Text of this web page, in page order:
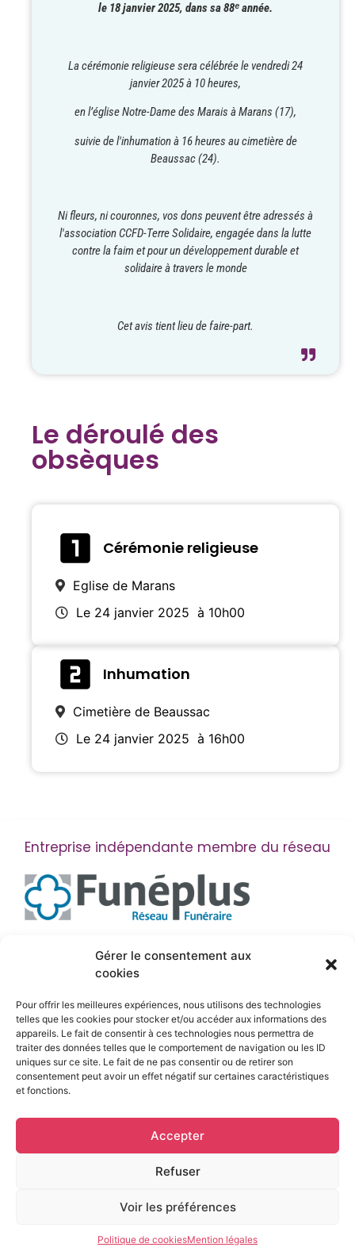
Gérer le consentement aux
cookies
Pour offrir les meilleures expériences, nous utilisons des technologies
telles que les cookies pour stocker et/ou accéder aux informations des
appareils. Le fait de consentir à ces technologies nous permettra de
traiter des données telles que le comportement de navigation ou les ID
uniques sur ce site. Le fait de ne pas consentir ou de retirer son
consentement peut avoir un effet négatif sur certaines caractéristiques
et fonctions.
Accepter
Refuser
Voir les préférences
Politique de cookiesMention légales
le 18 janvier 2025, dans sa 88ᵉ année.
La cérémonie religieuse sera célébrée le vendredi 24
janvier 2025 à 10 heures,
en l’église Notre-Dame des Marais à Marans (17),
suivie de l'inhumation à 16 heures au cimetière de
Beaussac (24).
Ni fleurs, ni couronnes, vos dons peuvent être adressés à
l'association CCFD-Terre Solidaire, engagée dans la lutte
contre la faim et pour un développement durable et
solidaire à travers le monde
Cet avis tient lieu de faire-part.
Le déroulé des
obsèques
Cérémonie religieuse
Eglise de Marans
Le 24 janvier 2025 à 10h00
Inhumation
Cimetière de Beaussac
Le 24 janvier 2025 à 16h00
Entreprise indépendante membre du réseau
Suivez-nous
Mentions légales
© Pompes funèbres régionales Zelie • 2026 • Tout
droits reservés